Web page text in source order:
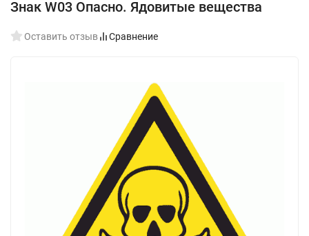
Знак W03 Опасно. Ядовитые вещества
Оставить отзыв Сравнение